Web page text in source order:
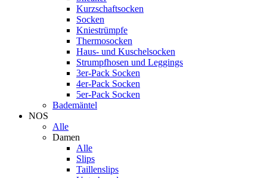
Kurzschaftsocken
Socken
Kniestrümpfe
Thermosocken
Haus- und Kuschelsocken
Strumpfhosen und Leggings
3er-Pack Socken
4er-Pack Socken
5er-Pack Socken
Bademäntel
NOS
Alle
Damen
Alle
Slips
Taillenslips